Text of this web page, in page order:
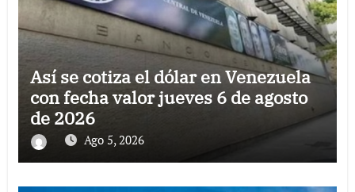
Así se cotiza el dólar en Venezuela
con fecha valor jueves 6 de agosto
de 2026
Ago 5, 2026